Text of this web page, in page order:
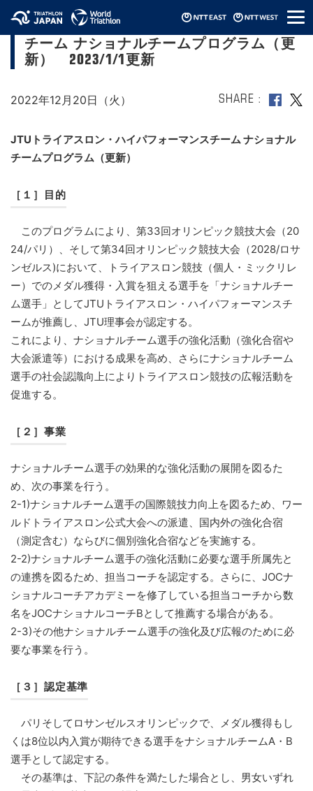
メ
ニ
ュ
JTUトライアスロン・ハイパフォーマンス
チーム ナショナルチームプログラム（更
新） 2023/1/1更新
2022年12月20日（火） SHARE
JTUトライアスロン・ハイパフォーマンスチーム ナショナル
チームプログラム（更新）
［１］目的
このプログラムにより、第33回オリンピック競技大会（20
24/パリ）、そして第34回オリンピック競技大会（2028/ロサ
ンゼルス)において、トライアスロン競技（個人・ミックリレ
ー）でのメダル獲得・入賞を狙える選手を「ナショナルチー
ム選手」としてJTUトライアスロン・ハイパフォーマンスチ
ームが推薦し、JTU理事会が認定する。
これにより、ナショナルチーム選手の強化活動（強化合宿や
大会派遣等）における成果を高め、さらにナショナルチーム
選手の社会認識向上によりトライアスロン競技の広報活動を
促進する。
［２］事業
ナショナルチーム選手の効果的な強化活動の展開を図るた
め、次の事業を行う。
2-1)ナショナルチーム選手の国際競技力向上を図るため、ワー
ルドトライアスロン公式大会への派遣、国内外の強化合宿
（測定含む）ならびに個別強化合宿などを実施する。
2-2)ナショナルチーム選手の強化活動に必要な選手所属先と
の連携を図るため、担当コーチを認定する。さらに、JOCナ
ショナルコーチアカデミーを修了している担当コーチから数
名をJOCナショナルコーチBとして推薦する場合がある。
2-3)その他ナショナルチーム選手の強化及び広報のために必
要な事業を行う。
［３］認定基準
パリそしてロサンゼルスオリンピックで、メダル獲得もし
くは8位以内入賞が期待できる選手をナショナルチームA・B
選手として認定する。
その基準は、下記の条件を満たした場合とし、男女いずれ